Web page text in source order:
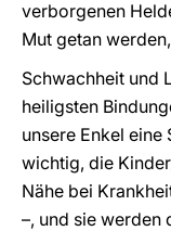
verborgenen
Mut getan
Schwachheit und
heiligsten
unsere Enkel eine
wichtig, die
Nähe bei
–, und sie werden